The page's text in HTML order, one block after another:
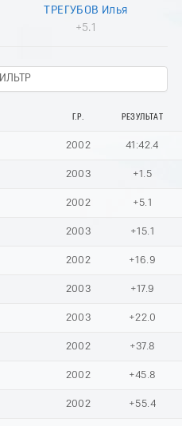
5
8
ТРЕГУБОВ Илья
+5.1
Г.Р. РЕЗУЛЬТАТ
2002 41:42.4
2003 +1.5
2002 +5.1
2003 +15.1
2002 +16.9
2003 +17.9
2003 +22.0
2002 +37.8
2002 +45.8
2002 +55.4